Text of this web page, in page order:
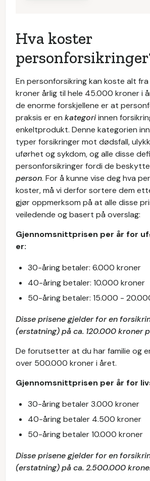
Hva koster
En personforsikring kan koste alt
kroner årlig til hele 45.000 kroner i
de enorme forskjellene er at
praksis er en kategoriinnen
enkeltprodukt. Denne kategorien
typer forsikringer mot dødsfall,
uførhet og sykdom, og alle disse
personforsikringer fordi de
person. For å kunne vise deg hva
koster, må vi derfor sortere dem
gjør oppmerksom på at alle disse
veiledende og basert på overslag:
Gjennomsnittprisen per år for
er:
30-åring betaler: 6.000 kroner
40-åring betaler: 10.000 kroner
50-åring betaler: 15.000 -
Disse prisene gjelder for en
(erstatning) på ca. 120.000 kroner
De forutsetter at du har familie og
over 500.000 kroner i året.
Gjennomsnittprisen per år for
30-åring betaler 3.000 kroner
40-åring betaler 4.500 kroner
50-åring betaler 10.000 kroner
Disse prisene gjelder for en
(erstatning) på ca. 2.500.000